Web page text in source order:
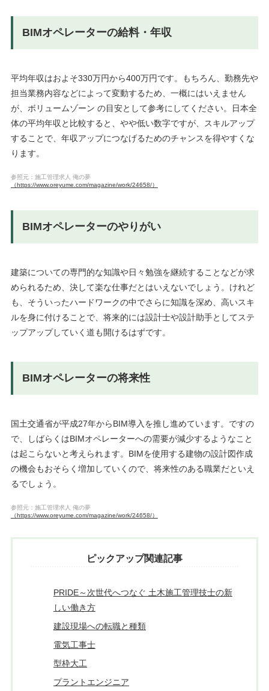
BIMオペレーターの給料・年収
平均年収はおよそ330万円から400万円です。もちろん、勤務先や
担当業務内容などによって変動するため、一概にはいえません
が、ボリュームゾーン の目安として参考にしてください。日本全
体の平均年収と比較すると、やや低い数字ですが、スキルアップ
することで、年収アップにつなげるためのチャンスを得やすくな
ります。
参照元：施工管理求人 俺の夢
（https://www.oreyume.com/magazine/work/24658/）
BIMオペレーターのやりがい
建築についての専門的な知識や日々勉強を継続することなどが求
められるため、決して楽な仕事だとはいえないでしょう。けれど
も、そういったハードワークの中でさらに知識を深め、高いスキ
ルを身に付けることで、将来的には設計士や設計助手としてステ
ップアップしていく道も開けるはずです。
BIMオペレーターの将来性
国土交通省が平成27年からBIM導入を推し進めています。ですの
で、しばらくはBIMオペレーターへの需要が減少するようなこと
は起こらないと考えられます。BIMを使用する建物の設計図作成
の機会もおそらく増加していくので、将来性のある職業だといえ
るでしょう。
参照元：施工管理求人 俺の夢
（https://www.oreyume.com/magazine/work/24658/）
ピックアップ関連記事
PRIDE～次世代へつなぐ 土木施工管理技士の新
しい働き方
建設現場への転職と種類
電気工事士
型枠大工
プラントエンジニア